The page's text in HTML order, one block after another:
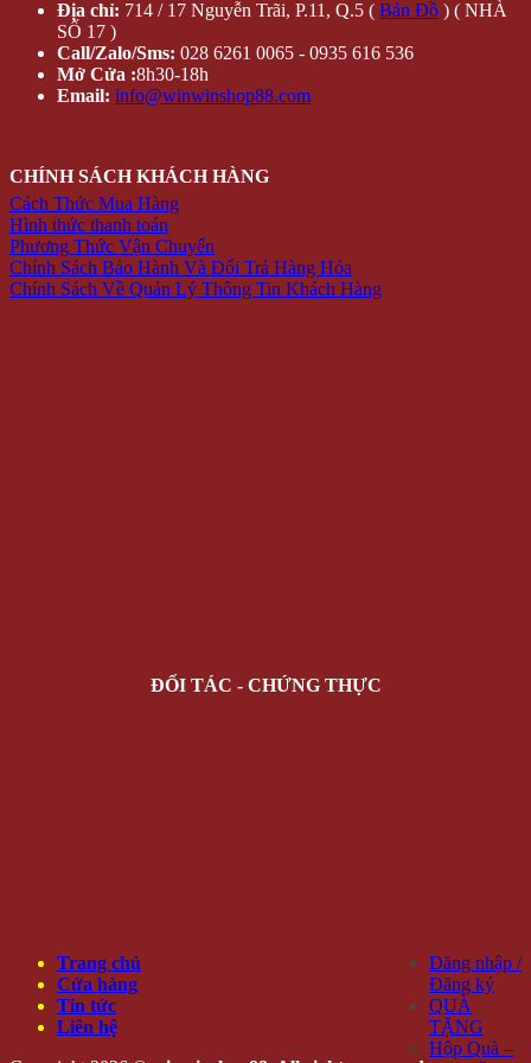
Địa chỉ: 714 / 17 Nguyễn Trãi, P.11, Q.5 ( Bản Đồ ) ( NHÀ
SỐ 17 )
Call/Zalo/Sms: 028 6261 0065 - 0935 616 536
Mở Cửa :8h30-18h
Email: info@winwinshop88.com
CHÍNH SÁCH KHÁCH HÀNG
Cách Thức Mua Hàng
Hình thức thanh toán
Phương Thức Vận Chuyển
Chính Sách Bảo Hành Và Đổi Trả Hàng Hóa
Chính Sách Về Quản Lý Thông Tin Khách Hàng
ĐỐI TÁC - CHỨNG THỰC
Trang chủ
Cửa hàng
Tin tức
Liên hệ
Đăng nhập /
Đăng ký
QUÀ
TẶNG
Hộp Quà –